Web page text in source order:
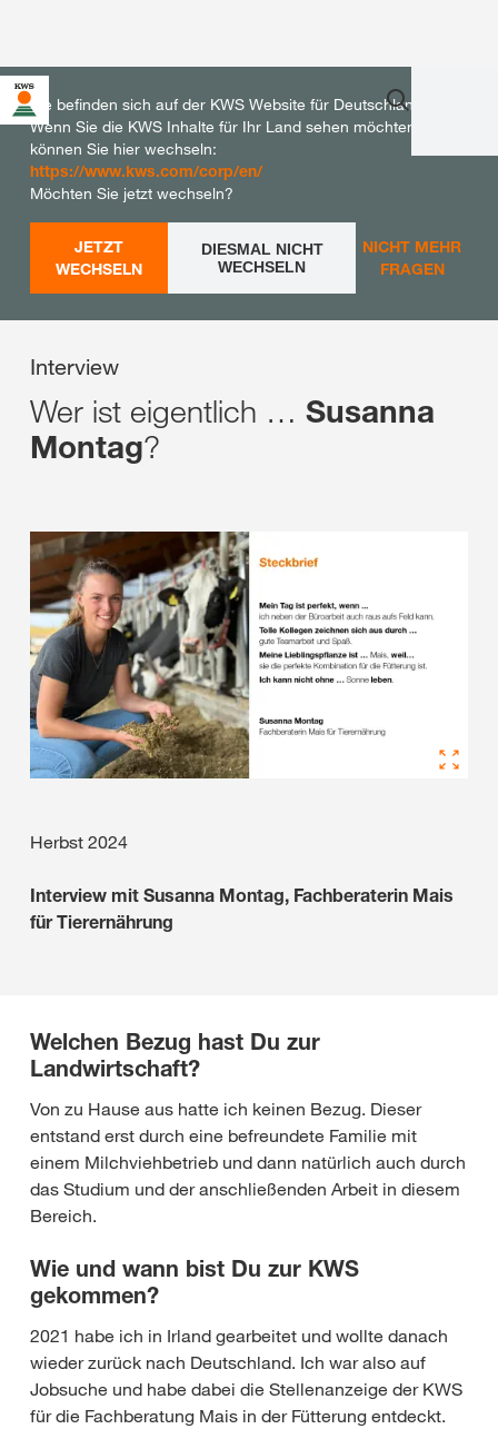
Sie befinden sich auf der KWS Website für Deutschland.
Wenn Sie die KWS Inhalte für Ihr Land sehen möchten,
können Sie hier wechseln:
https://www.kws.com/corp/en/
Möchten Sie jetzt wechseln?
JETZT
WECHSELN
DIESMAL NICHT
WECHSELN
NICHT MEHR
FRAGEN
Interview
Wer ist eigentlich … Susanna
Montag?
Herbst 2024
Interview mit Susanna Montag, Fachberaterin Mais
für Tierernährung
Welchen Bezug hast Du zur
Landwirtschaft?
Von zu Hause aus hatte ich keinen Bezug. Dieser
entstand erst durch eine befreundete Familie mit
einem Milchviehbetrieb und dann natürlich auch durch
das Studium und der anschließenden Arbeit in diesem
Bereich.
Wie und wann bist Du zur KWS
gekommen?
2021 habe ich in Irland gearbeitet und wollte danach
wieder zurück nach Deutschland. Ich war also auf
Jobsuche und habe dabei die Stellenanzeige der KWS
für die Fachberatung Mais in der Fütterung entdeckt.